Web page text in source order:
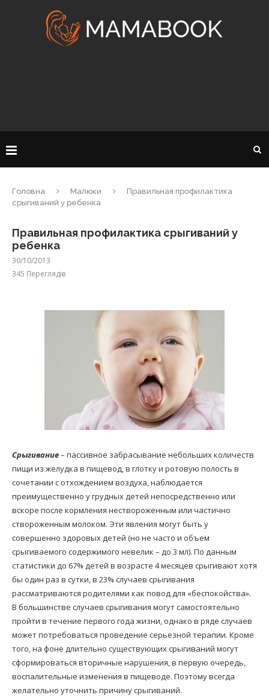
Головна Малюки
Правильная профилактика
срыгиваний у ребенка
Правильная профилактика срыгиваний у
ребенка
30/10/2013
345 Переглядів
Срыгивание– пассивное забрасывание небольших количеств
пищи из желудка в пищевод, в глотку и ротовую полость в
сочетании с отхождением воздуха, наблюдается
преимущественно у грудных детей непосредственно или
вскоре после кормления нествороженным или частично
створоженным молоком. Эти явления могут быть у
совершенно здоровых детей (но не часто и объем
срыгиваемого содержимого невелик – до 3 мл). По данным
статистики до 67% детей в возрасте 4 месяцев срыгивают хотя
бы один раз в сутки, в 23% случаев срыгивания
рассматриваются родителями как повод для «беспокойства».
В большинстве случаев срыгивания могут самостоятельно
пройти в течение первого года жизни, однако в ряде случаев
может потребоваться проведение серьезной терапии. Кроме
того, на фоне длительно существующих срыгиваний могут
сформироваться вторичные нарушения, в первую очередь,
воспалительные изменения в пищеводе. Поэтому всегда
желательно уточнить причину срыгиваний.